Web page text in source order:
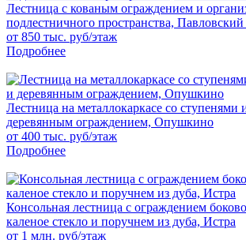
Лестница с кованым ограждением и
подлестничного пространства,
от 850 тыс. руб/этаж
Подробнее
Лестница на металлокаркасе со ступенями
деревянным ограждением, Опушкино
от 400 тыс. руб/этаж
Подробнее
Консольная лестница с ограждением
каленое стекло и поручнем из дуба, Истра
от 1 млн. руб/этаж